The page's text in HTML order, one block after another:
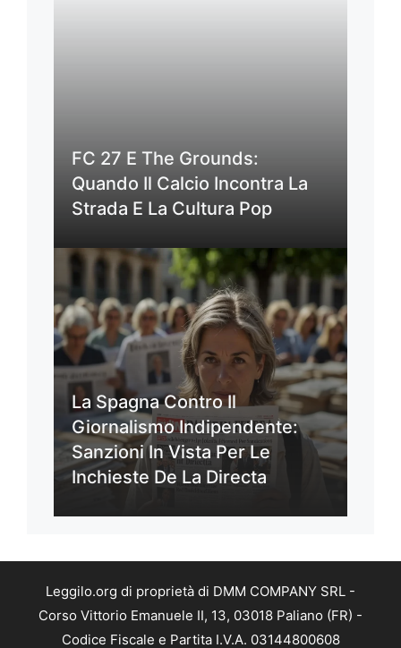
FC 27 E The Grounds:
Quando Il Calcio Incontra La
Strada E La Cultura Pop
La Spagna Contro Il
Giornalismo Indipendente:
Sanzioni In Vista Per Le
Inchieste De La Directa
Leggilo.org di proprietà di DMM COMPANY SRL -
Corso Vittorio Emanuele II, 13, 03018 Paliano (FR) -
Codice Fiscale e Partita I.V.A. 03144800608